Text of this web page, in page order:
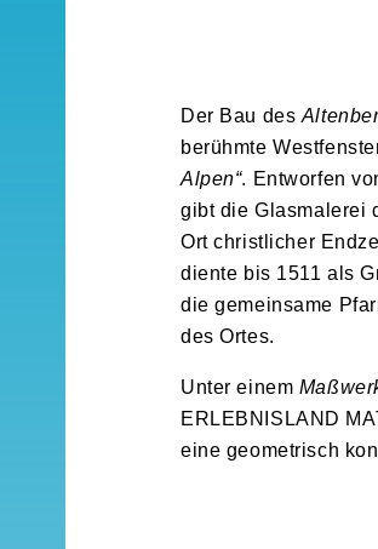
Der Bau des
berühmte
Alpen“. Entworfen
gibt die Glasmalerei
Ort christlicher
diente bis 1511 als
die gemeinsame
des Ortes.
Unter einem
ERLEBNISLAND
eine geometrisch